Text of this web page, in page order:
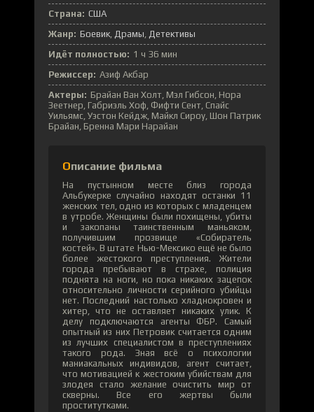
Страна: США
Жанр: Боевик Драмы Детективы
Идёт полностью: 1 ч 36 мин
Режиссер: Азиф Акбар
Актеры: Брайан Ван Холт, Мэл Гибсон, Нора
Зеетнер, Габриэль Хоф, Фифти Сент, Спайс
Уильямс, Уэстон Кейдж, Майкл Сироу, Шон Патрик
Брайан, Бренна Мари Нарайан
Описание фильма
На пустынном месте близ города
Альбукерке случайно находят останки 11
женских тел, одно из которых с младенцем
в утробе. Женщины были похищены, убиты
и закопаны таинственным маньяком,
получившим прозвище «Собиратель
костей». В штате Нью-Мексико ещё не было
более жестокого преступления. Жители
города пребывают в страхе, полиция
поднята на ноги, но пока никаких зацепок
относительно личности серийного убийцы
нет. Последний настолько хладнокровен и
хитер, что не оставляет никаких улик. К
делу подключаются агенты ФБР. Самый
опытный из них Петровик считается одним
из лучших специалистом в преступлениях
такого рода. Зная всё о психологии
маниакальных индивидов, агент считает,
что мотивацией к жестоким убийствам для
злодея стало желание очистить мир от
скверны. Все его жертвы были
проститутками.